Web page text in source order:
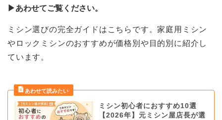
▶︎あわせてご覧ください。
ミシン選びの完全ガイドはこちらです。家庭用ミシン
やロックミシンのおすすめが価格別や目的別に紹介し
ています。
ミシン初心者におすすめ10選
【2026年】元ミシン屋店長が選